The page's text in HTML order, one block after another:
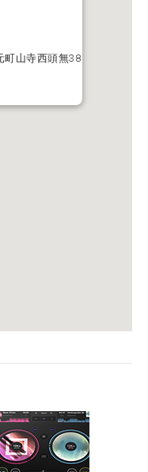
町山寺西頭無38